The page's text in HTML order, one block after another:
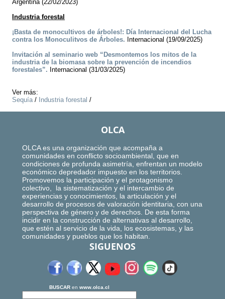
Argentina (22/02/2023)
Industria forestal
¡Basta de monocultivos de árboles!: Día Internacional del Lucha
contra los Monoculitvos de Árboles. Internacional (19/09/2025)
Invitación al seminario web “Desmontemos los mitos de la
industria de la biomasa sobre la prevención de incendios
forestales”. Internacional (31/03/2025)
Ver más:
Sequía/ Industria forestal /
OLCA
OLCA es una organización que acompaña a
comunidades en conflicto socioambiental, que en
condiciones de profunda asimetría, enfrentan un modelo
económico depredador impuesto en los territorios.
Promovemos la participación y el protagonismo
colectivo, la sistematización y el intercambio de
experiencias y conocimientos, la articulación y el
desarrollo de procesos de valoración identitaria, con una
perspectiva de género y de derechos. De esta forma
incidir en la construcción de alternativas al desarrollo,
que estén al servicio de la vida, los ecosistemas, y las
comunidades y pueblos que los habitan.
SIGUENOS
BUSCAR en www.olca.cl